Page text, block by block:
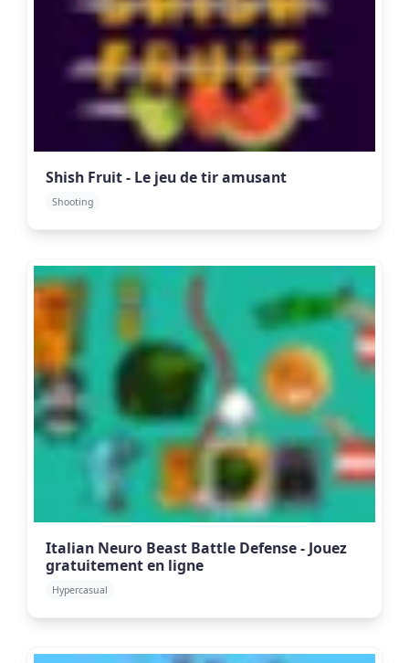
Shish Fruit - Le jeu de tir amusant
Shooting
Italian Neuro Beast Battle Defense - Jouez
gratuitement en ligne
Hypercasual